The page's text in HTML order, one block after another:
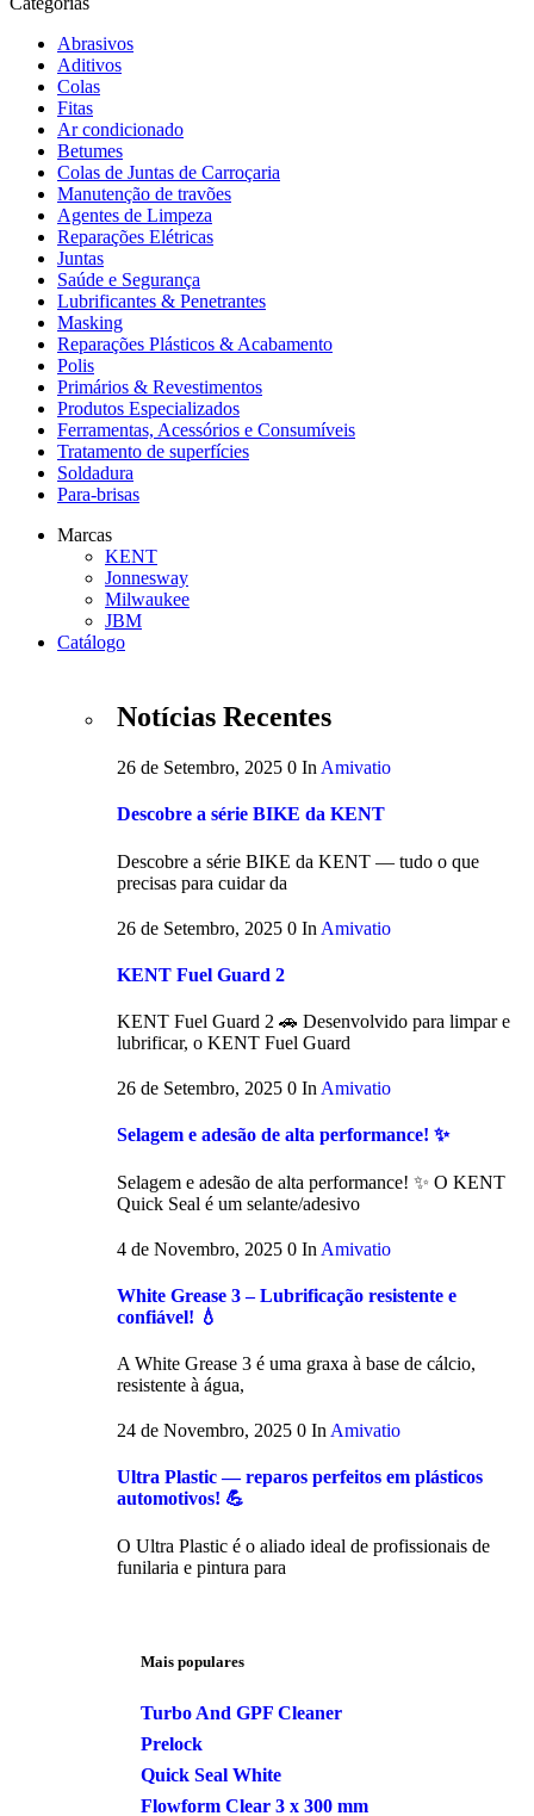
Abrasivos
Aditivos
Colas
Fitas
Ar condicionado
Betumes
Colas de Juntas de Carroçaria
Manutenção de travões
Agentes de Limpeza
Reparações Elétricas
Juntas
Saúde e Segurança
Lubrificantes & Penetrantes
Masking
Reparações Plásticos & Acabamento
Polis
Primários & Revestimentos
Produtos Especializados
Ferramentas, Acessórios e Consumíveis
Tratamento de superfícies
Soldadura
Para-brisas
Marcas
KENT
Jonnesway
Milwaukee
JBM
Catálogo
Notícias Recentes
26 de Setembro, 2025 0 In Amivatio
Descobre a série BIKE da KENT
Descobre a série BIKE da KENT — tudo o que
precisas para cuidar da
26 de Setembro, 2025 0 In Amivatio
KENT Fuel Guard 2
KENT Fuel Guard 2 🚗 Desenvolvido para limpar e
lubrificar, o KENT Fuel Guard
26 de Setembro, 2025 0 In Amivatio
Selagem e adesão de alta performance! ✨
Selagem e adesão de alta performance! ✨ O KENT
Quick Seal é um selante/adesivo
4 de Novembro, 2025 0 In Amivatio
White Grease 3 – Lubrificação resistente e
confiável! 💧
A White Grease 3 é uma graxa à base de cálcio,
resistente à água,
24 de Novembro, 2025 0 In Amivatio
Ultra Plastic — reparos perfeitos em plásticos
automotivos! 💪
O Ultra Plastic é o aliado ideal de profissionais de
funilaria e pintura para
Mais populares
Turbo And GPF Cleaner
Prelock
Quick Seal White
Flowform Clear 3 x 300 mm